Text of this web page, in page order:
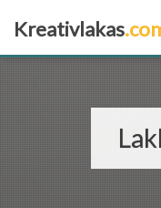
Kreativlakas